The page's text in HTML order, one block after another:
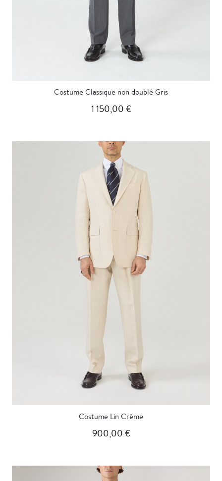
Costume Classique non doublé Gris
1 150,00 €
Costume Lin Crème
900,00 €